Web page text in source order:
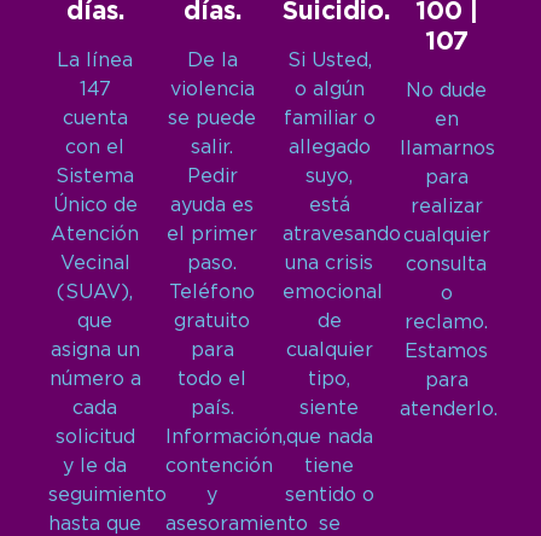
días.
La línea
147
cuenta
con el
Sistema
Único de
Atención
Vecinal
(SUAV),
que
asigna un
número a
cada
solicitud
y le da
seguimiento
hasta que
días.
De la
violencia
se puede
salir.
Pedir
ayuda es
el primer
paso.
Teléfono
gratuito
para
todo el
país.
Información,
contención
y
asesoramiento
Suicidio.
Si Usted,
o algún
familiar o
allegado
suyo,
está
atravesando
una crisis
emocional
de
cualquier
tipo,
siente
que nada
tiene
sentido o
se
100 |
107
No dude
en
llamarnos
para
realizar
cualquier
consulta
o
reclamo.
Estamos
para
atenderlo.